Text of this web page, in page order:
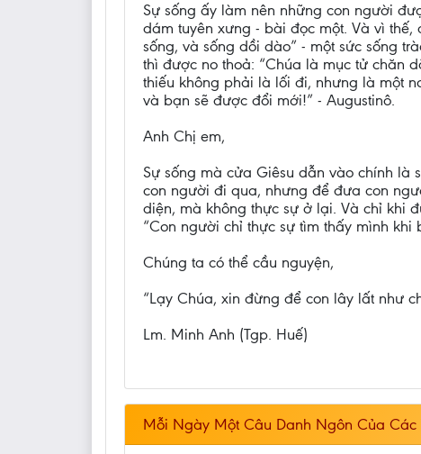
Sự sống ấy làm nên những con người
dám tuyên xưng - bài đọc một. Và vì
sống, và sống dồi dào” - một sức sống
thì được no thoả: “Chúa là mục tử chăn
thiếu không phải là lối đi, nhưng là một
và bạn sẽ được đổi mới!” - Augustinô.
Anh Chị em,
Sự sống mà cửa Giêsu dẫn vào chính là
con người đi qua, nhưng để đưa con
diện, mà không thực sự ở lại. Và chỉ khi
“Con người chỉ thực sự tìm thấy mình khi
Chúng ta có thể cầu nguyện,
“Lạy Chúa, xin đừng để con lây lất như
Lm. Minh Anh (Tgp. Huế)
Mỗi Ngày Một Câu Danh Ngôn Của Các